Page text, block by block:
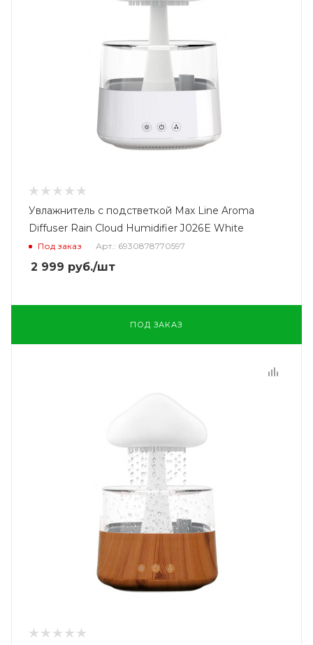
Увлажнитель с подстветкой Max Line Aroma
Diffuser Rain Cloud Humidifier J026E White
Под заказ Арт.: 6930878770597
2 999 руб./шт
ПОД ЗАКАЗ